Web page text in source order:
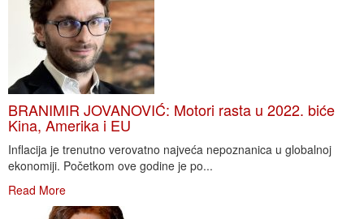
BRANIMIR JOVANOVIĆ: Motori rasta u 2022. biće
Kina, Amerika i EU
Inflacija je trenutno verovatno najveća nepoznanica u globalnoj
ekonomiji. Početkom ove godine je po...
Read More